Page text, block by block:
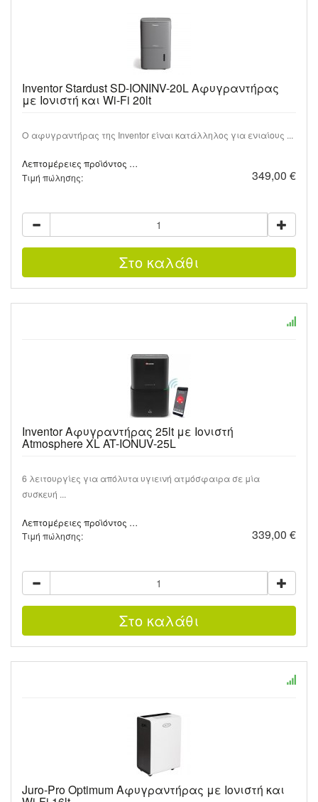
Inventor Stardust SD-IONINV-20L Αφυγραντήρας
με Ιονιστή και Wi-Fi 20lt
Ο αφυγραντήρας της Inventor είναι κατάλληλος για ενιαίους ...
Λεπτομέρειες προϊόντος …
Τιμή πώλησης:
349,00 €
Inventor Αφυγραντήρας 25lt με Ιονιστή
Atmosphere XL AT-IONUV-25L
6 λειτουργίες για απόλυτα υγιεινή ατμόσφαιρα σε μία
συσκευή ...
Λεπτομέρειες προϊόντος …
Τιμή πώλησης:
339,00 €
Juro-Pro Optimum Αφυγραντήρας με Ιονιστή και